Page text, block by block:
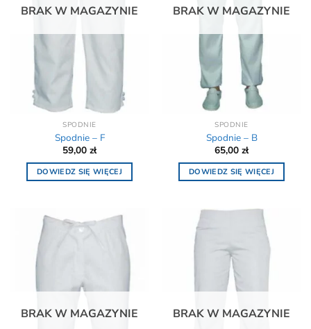
BRAK W MAGAZYNIE
SPODNIE
Spodnie – F
59,00 zł
DOWIEDZ SIĘ WIĘCEJ
BRAK W MAGAZYNIE
SPODNIE
Spodnie – B
65,00 zł
DOWIEDZ SIĘ WIĘCEJ
BRAK W MAGAZYNIE BRAK W MAGAZYNIE